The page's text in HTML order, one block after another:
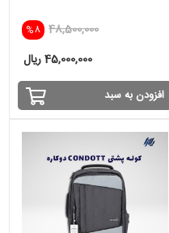
%8 48,500,000
45,000,000 ریال
افزودن به سبد